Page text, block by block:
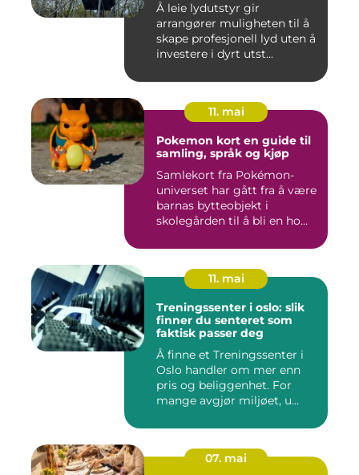
Å leie lydutstyr gir
arrangører muligheten til å
skape profesjonell lyd uten å
investere i dyrt utst...
11. mai
Pokemon kort en guide til
samling, språk og kjøp
Samlekort fra Pokémon-
universet har gått fra å være
barnas bytteobjekt i
skolegården til å bli en ho...
11. mai
Treningssenter i oslo: slik
finner du senteret som
faktisk passer deg
Å finne et Treningssenter i
Oslo handler om mer enn
pris og beliggenhet. For
mange avgjør miljøet, u...
07. mai